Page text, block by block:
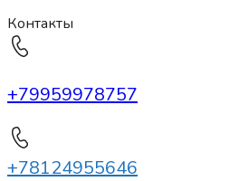
Контакты
+79959978757
+78124955646